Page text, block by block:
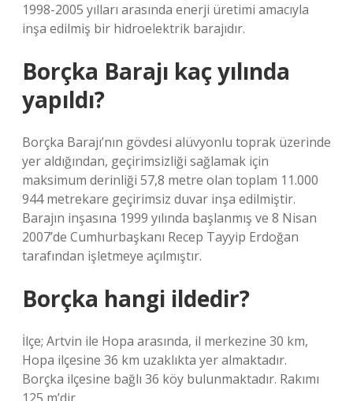
1998-2005 yılları arasında enerji üretimi amacıyla
inşa edilmiş bir hidroelektrik barajıdır.
Borçka Barajı kaç yılında
yapıldı?
Borçka Barajı’nın gövdesi alüvyonlu toprak üzerinde
yer aldığından, geçirimsizliği sağlamak için
maksimum derinliği 57,8 metre olan toplam 11.000
944 metrekare geçirimsiz duvar inşa edilmiştir.
Barajın inşasına 1999 yılında başlanmış ve 8 Nisan
2007’de Cumhurbaşkanı Recep Tayyip Erdoğan
tarafından işletmeye açılmıştır.
Borçka hangi ildedir?
İlçe; Artvin ile Hopa arasında, il merkezine 30 km,
Hopa ilçesine 36 km uzaklıkta yer almaktadır.
Borçka ilçesine bağlı 36 köy bulunmaktadır. Rakımı